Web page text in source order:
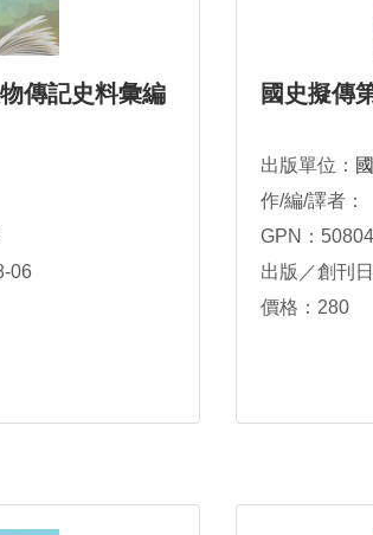
傳記史料彙編
06
國史擬傳
出版單位：
作/編/譯者：
GPN：
出版／創刊
價格：280